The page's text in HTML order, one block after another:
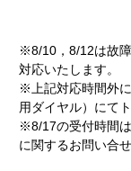
※8/10，8/12は故
対応いたします。
※上記対応時間外
用ダイヤル）にて
※8/17の受付時間
に関するお問い合